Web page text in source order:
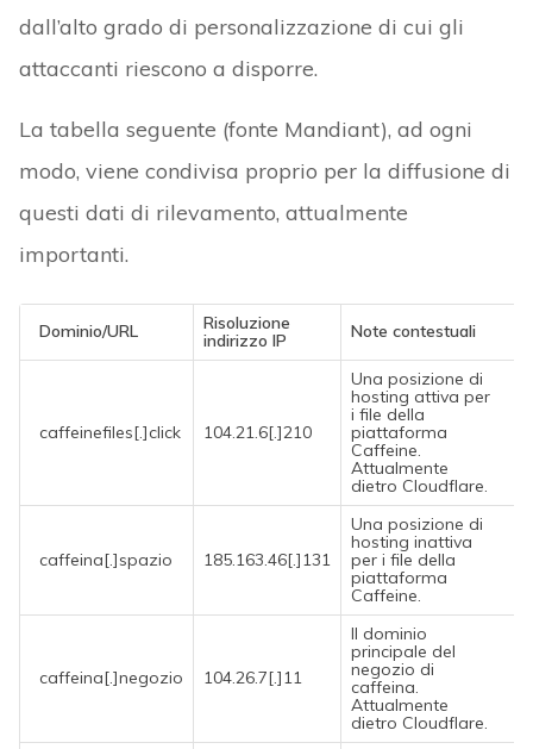
dall’alto grado di personalizzazione di cui gli
attaccanti riescono a disporre.
La tabella seguente (fonte Mandiant), ad ogni
modo, viene condivisa proprio per la diffusione di
questi dati di rilevamento, attualmente
importanti.
Dominio/URL
Risoluzione
indirizzo IP
Note contestuali
caffeinefiles[.]click 104.21.6[.]210
Una posizione di
hosting attiva per
i file della
piattaforma
Caffeine.
Attualmente
dietro Cloudflare.
caffeina[.]spazio 185.163.46[.]131
Una posizione di
hosting inattiva
per i file della
piattaforma
Caffeine.
caffeina[.]negozio 104.26.7[.]11
Il dominio
principale del
negozio di
caffeina.
Attualmente
dietro Cloudflare.